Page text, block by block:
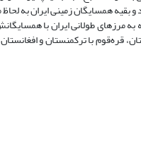
همسایگان زمینی ایران به لحاظ
مرزهای طولانی ایران با
قره‌قوم با ترکمنستان و